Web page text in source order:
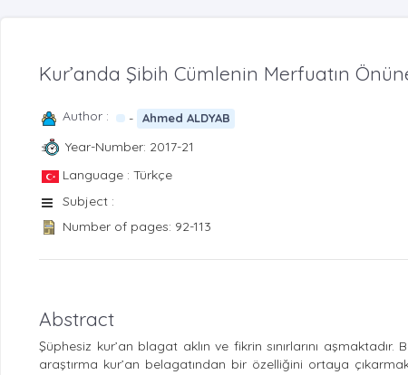
Kur’anda Şibih Cümlenin Merfuatın
Author : - Ahmed ALDYAB
Year-Number: 2017-21
Language : Türkçe
Subject :
Number of pages: 92-113
Abstract
Şüphesiz kur’an blagat aklın ve fikrin sınırlarını
araştırma kur’an belagatından bir özelliğini ortaya